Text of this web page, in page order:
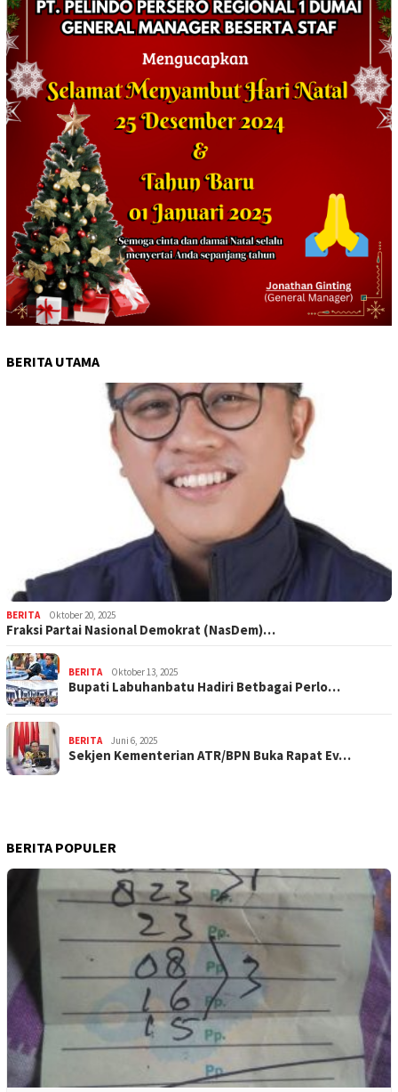
BERITA UTAMA
BERITA Oktober 20, 2025
Fraksi Partai Nasional Demokrat (NasDem)…
BERITA Oktober 13, 2025
Bupati Labuhanbatu Hadiri Betbagai Perlo…
BERITA Juni 6, 2025
Sekjen Kementerian ATR/BPN Buka Rapat Ev…
BERITA POPULER